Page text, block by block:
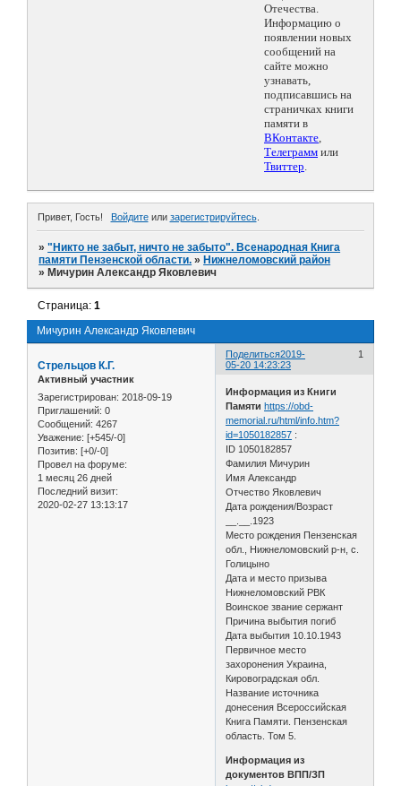
Отечества.
Информацию о
появлении новых
сообщений на
сайте можно
узнавать,
подписавшись на
страничках книги
памяти в
ВКонтакте,
Телеграмм или
Твиттер.
Привет, Гость! Войдитеили зарегистрируйтесь.
»"Никто не забыт, ничто не забыто". Всенародная Книга
памяти Пензенской области. » Нижнеломовский район
» Мичурин Александр Яковлевич
Мичурин Александр Яковлевич
Страница:1
Поделиться 1
2019-
05-20 14:23:23
Стрельцов К.Г.
Активный участник
Зарегистрирован: 2018-09-19
Приглашений: 0
Сообщений: 4267
Уважение: [+545/-0]
Позитив: [+0/-0]
Провел на форуме:
1 месяц 26 дней
Последний визит:
2020-02-27 13:13:17
Информация из Книги
Памяти https://obd-
memorial.ru/html/info.htm?
id=1050182857 :
ID 1050182857
Фамилия Мичурин
Имя Александр
Отчество Яковлевич
Дата рождения/Возраст
__.__.1923
Место рождения Пензенская
обл., Нижнеломовский р-н, с.
Голицыно
Дата и место призыва
Нижнеломовский РВК
Воинское звание сержант
Причина выбытия погиб
Дата выбытия 10.10.1943
Первичное место
захоронения Украина,
Кировоградская обл.
Название источника
донесения Всероссийская
Книга Памяти. Пензенская
область. Том 5.
Информация из
документов ВПП/ЗП